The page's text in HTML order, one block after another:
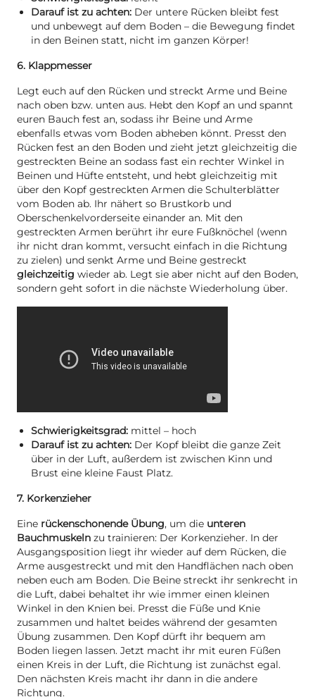
Darauf ist zu achten: Der untere Rücken bleibt fest
und unbewegt auf dem Boden – die Bewegung findet
in den Beinen statt, nicht im ganzen Körper!
6. Klappmesser
Legt euch auf den Rücken und streckt Arme und Beine
nach oben bzw. unten aus. Hebt den Kopf an und spannt
euren Bauch fest an, sodass ihr Beine und Arme
ebenfalls etwas vom Boden abheben könnt. Presst den
Rücken fest an den Boden und zieht jetzt gleichzeitig die
gestreckten Beine an sodass fast ein rechter Winkel in
Beinen und Hüfte entsteht, und hebt gleichzeitig mit
über den Kopf gestreckten Armen die Schulterblätter
vom Boden ab. Ihr nähert so Brustkorb und
Oberschenkelvorderseite einander an. Mit den
gestreckten Armen berührt ihr eure Fußknöchel (wenn
ihr nicht dran kommt, versucht einfach in die Richtung
zu zielen) und senkt Arme und Beine gestreckt
gleichzeitig wieder ab. Legt sie aber nicht auf den Boden,
sondern geht sofort in die nächste Wiederholung über.
Schwierigkeitsgrad: mittel – hoch
Darauf ist zu achten: Der Kopf bleibt die ganze Zeit
über in der Luft, außerdem ist zwischen Kinn und
Brust eine kleine Faust Platz.
7. Korkenzieher
Eine rückenschonende Übung, um die unteren
Bauchmuskeln zu trainieren: Der Korkenzieher. In der
Ausgangsposition liegt ihr wieder auf dem Rücken, die
Arme ausgestreckt und mit den Handflächen nach oben
neben euch am Boden. Die Beine streckt ihr senkrecht in
die Luft, dabei behaltet ihr wie immer einen kleinen
Winkel in den Knien bei. Presst die Füße und Knie
zusammen und haltet beides während der gesamten
Übung zusammen. Den Kopf dürft ihr bequem am
Boden liegen lassen. Jetzt macht ihr mit euren Füßen
einen Kreis in der Luft, die Richtung ist zunächst egal.
Den nächsten Kreis macht ihr dann in die andere
Richtung.